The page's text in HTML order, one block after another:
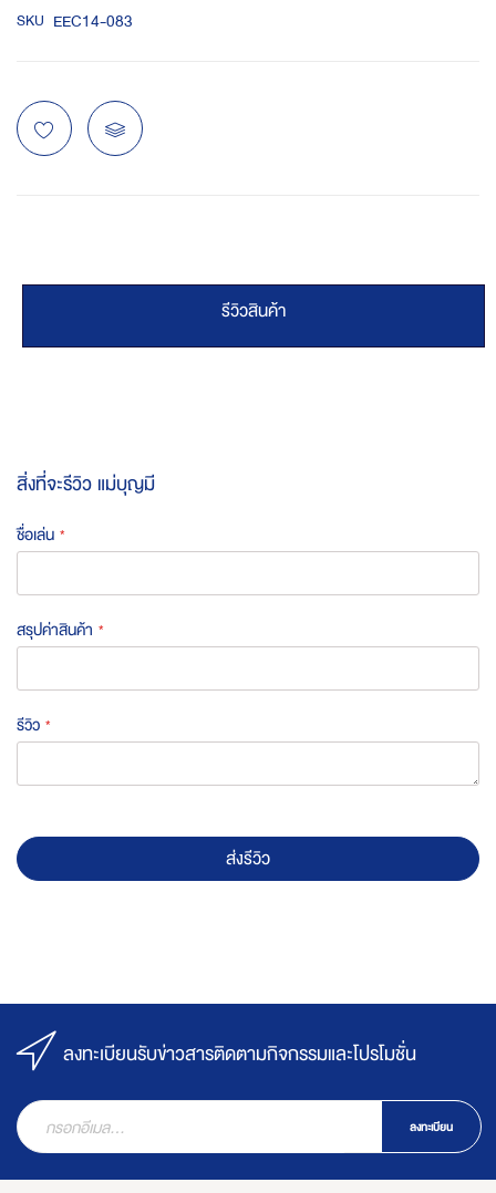
SKU EEC14-083
รีวิวสินค้า
สิ่งที่จะรีวิว แม่บุญมี
ชื่อเล่น
สรุปค่าสินค้า
รีวิว
ส่งรีวิว
ลงทะเบียนรับข่าวสารติดตามกิจกรรมและโปรโมชั่น
ลงทะเบียน